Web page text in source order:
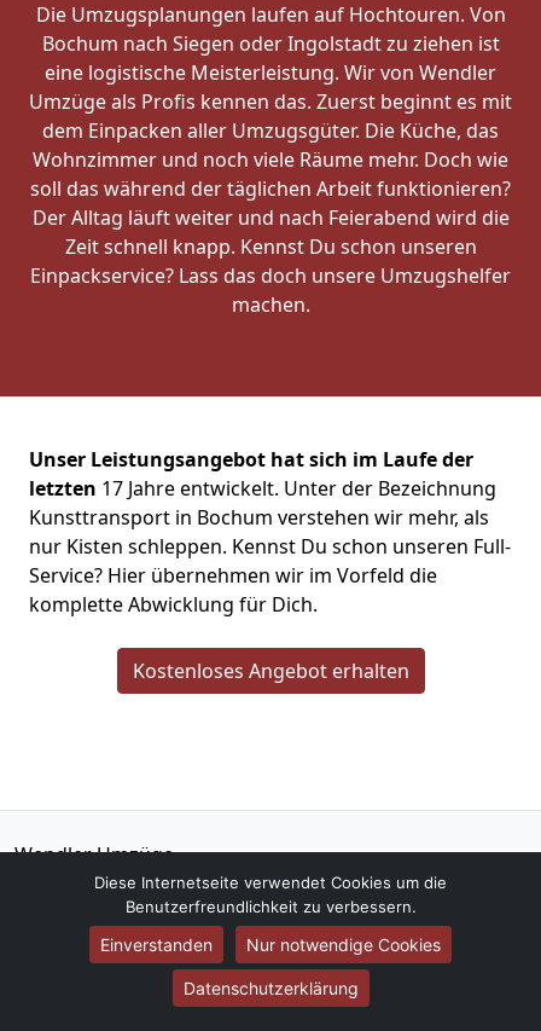
Die Umzugsplanungen laufen auf Hochtouren. Von
Bochum nach Siegen oder Ingolstadt zu ziehen ist
eine logistische Meisterleistung. Wir von Wendler
Umzüge als Profis kennen das. Zuerst beginnt es mit
dem Einpacken aller Umzugsgüter. Die Küche, das
Wohnzimmer und noch viele Räume mehr. Doch wie
soll das während der täglichen Arbeit funktionieren?
Der Alltag läuft weiter und nach Feierabend wird die
Zeit schnell knapp. Kennst Du schon unseren
Einpackservice? Lass das doch unsere Umzugshelfer
machen.
Unser Leistungsangebot hat sich im Laufe der
letzten 17 Jahre entwickelt. Unter der Bezeichnung
Kunsttransport in Bochum verstehen wir mehr, als
nur Kisten schleppen. Kennst Du schon unseren Full-
Service? Hier übernehmen wir im Vorfeld die
komplette Abwicklung für Dich.
Kostenloses Angebot erhalten
Wendler Umzüge
Tom Bergmann
Rombacher Hütte 4
Bochum
015792621413
Diese Internetseite verwendet Cookies um die
Benutzerfreundlichkeit zu verbessern.
Einverstanden Nur notwendige Cookies
Datenschutzerklärung